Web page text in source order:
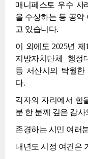
매니페스토 우수 사
을 수상하는 등 공약
고 있습니다.
이 외에도 2025년
지방자치단체 행정
등 서산시의 탁월한
다.
각자의 자리에서 힘
분 한 분께 깊은 감
존경하는 시민 여러
내년도 시정 여건은